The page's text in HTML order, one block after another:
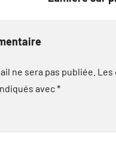
ne sera pas publiée. Les
avec*